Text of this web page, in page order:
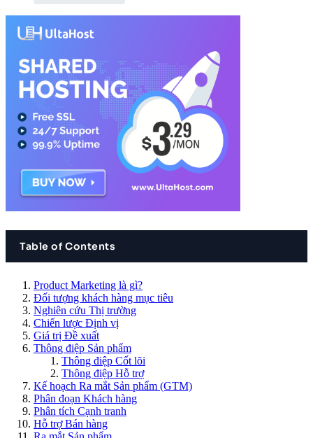
Table of Contents
Product Marketing là gì?
Đối tượng khách hàng mục tiêu
Nghiên cứu Thị trường
Chiến lược Định vị
Giá trị Đề xuất
Thông điệp Sản phẩm
Thông điệp Cốt lõi
Thông điệp Hỗ trợ
Kế hoạch Ra mắt Sản phẩm (GTM)
Phân đoạn Khách hàng
Phân tích Cạnh tranh
Hỗ trợ Bán hàng